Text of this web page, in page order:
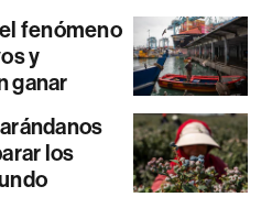
fenómeno
y
ganar
los